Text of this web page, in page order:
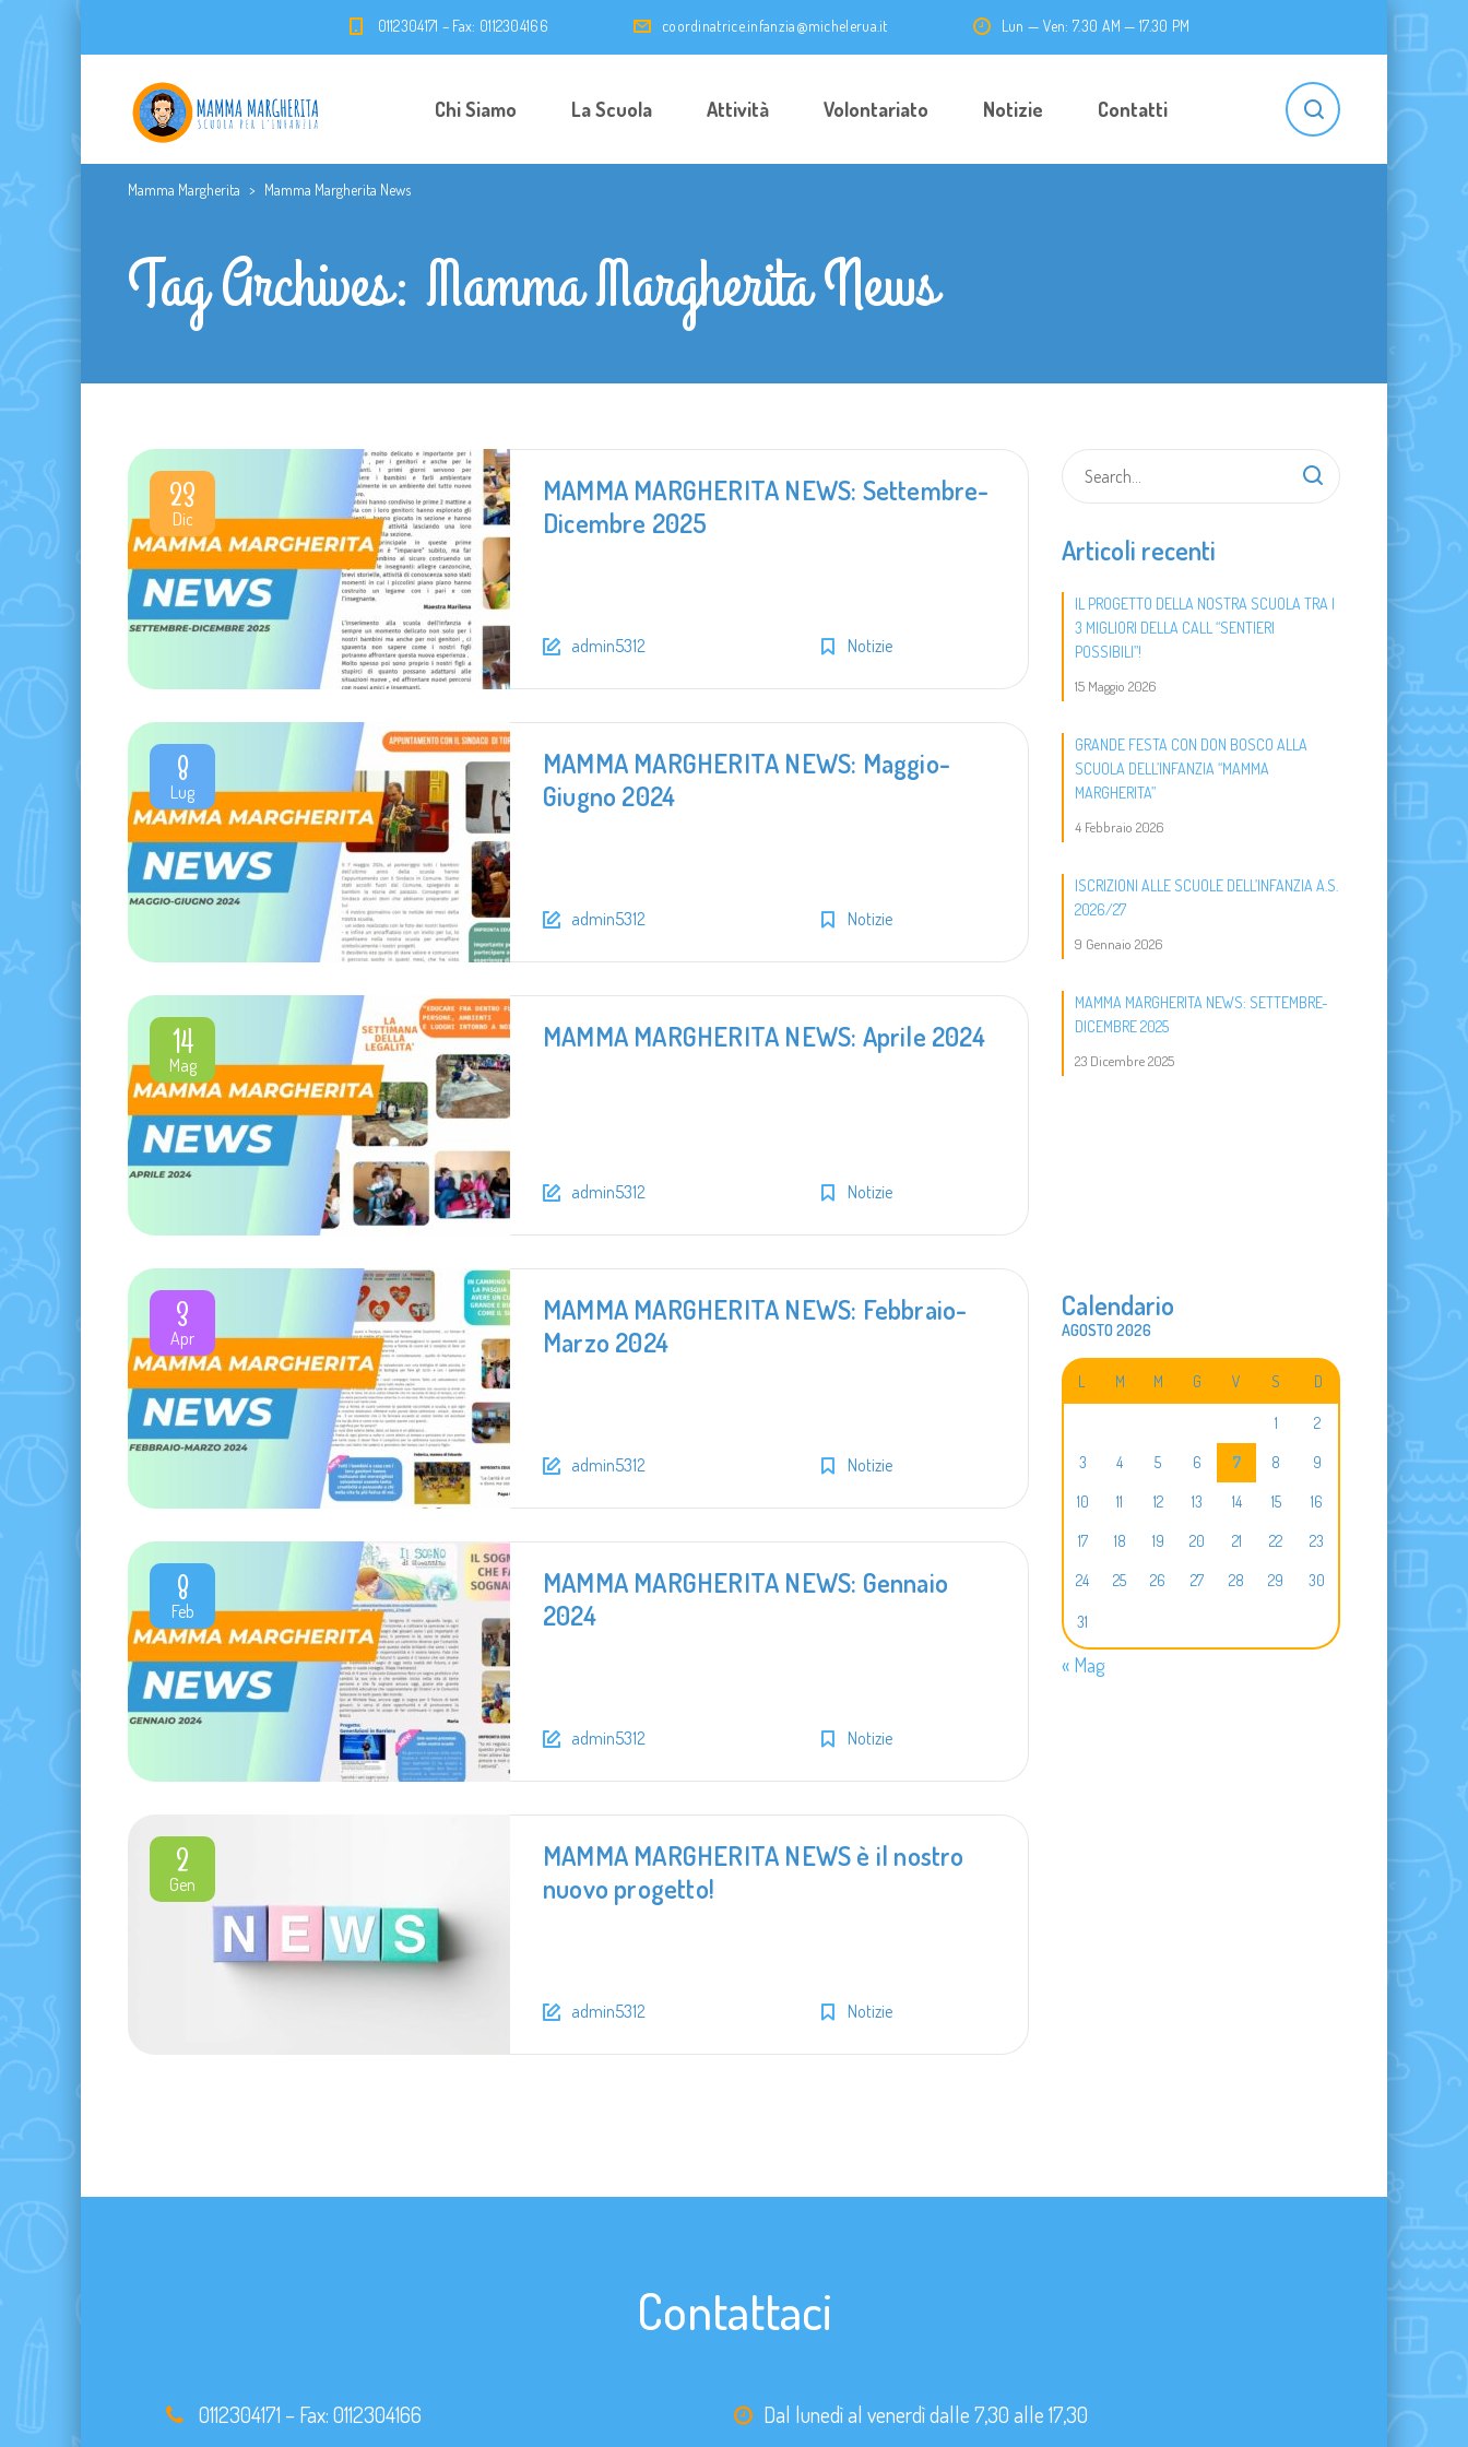
0112304171 – Fax: 0112304166 coordinatrice.infanzia@michelerua.it Lun — Ven: 7.30 AM — 17.30 PM
Chi Siamo La Scuola Attività Volontariato Notizie Contatti
Mamma Margherita > Mamma Margherita News
Tag Archives: Mamma Margherita News
23
Dic
MAMMA MARGHERITA NEWS: Settembre-
Dicembre 2025
admin5312 Notizie
8
Lug
MAMMA MARGHERITA NEWS: Maggio-
Giugno 2024
admin5312 Notizie
14
Mag
MAMMA MARGHERITA NEWS: Aprile 2024
admin5312 Notizie
3
Apr
MAMMA MARGHERITA NEWS: Febbraio-
Marzo 2024
admin5312 Notizie
8
Feb
MAMMA MARGHERITA NEWS: Gennaio
2024
admin5312 Notizie
2
Gen
MAMMA MARGHERITA NEWS è il nostro
nuovo progetto!
admin5312 Notizie
Articoli recenti
​IL PROGETTO DELLA NOSTRA SCUOLA TRA I
3 MIGLIORI DELLA CALL “SENTIERI
POSSIBILI”!
15 Maggio 2026
GRANDE FESTA CON DON BOSCO ALLA
SCUOLA DELL’INFANZIA “MAMMA
MARGHERITA”
4 Febbraio 2026
ISCRIZIONI ALLE SCUOLE DELL’INFANZIA A.S.
2026/27
9 Gennaio 2026
MAMMA MARGHERITA NEWS: SETTEMBRE-
DICEMBRE 2025
23 Dicembre 2025
Calendario
AGOSTO 2026
L M M G V S D
1 2
3 4 5 6 7 8 9
10 11 12 13 14 15 16
17 18 19 20 21 22 23
24 25 26 27 28 29 30
31
« Mag
Contattaci
0112304171 – Fax:0112304166 Dal lunedì al venerdì dalle 7,30 alle 17,30